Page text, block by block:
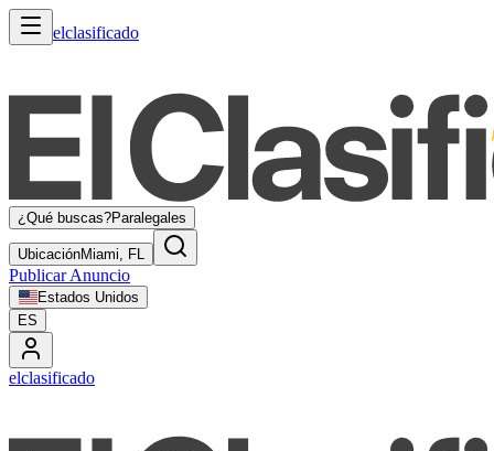
elclasificado
¿Qué buscas?Paralegales
UbicaciónMiami, FL
Publicar Anuncio
Estados Unidos
ES
elclasificado